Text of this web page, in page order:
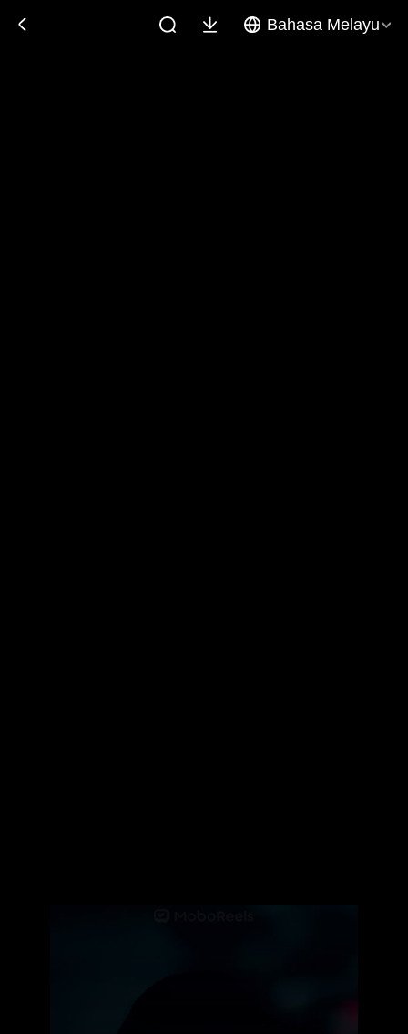
Bahasa Melayu